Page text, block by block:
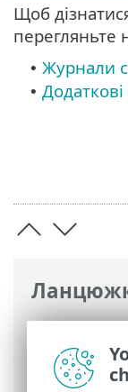
Mobile
Security >
Щоб
перегляньте
• Журнали
•